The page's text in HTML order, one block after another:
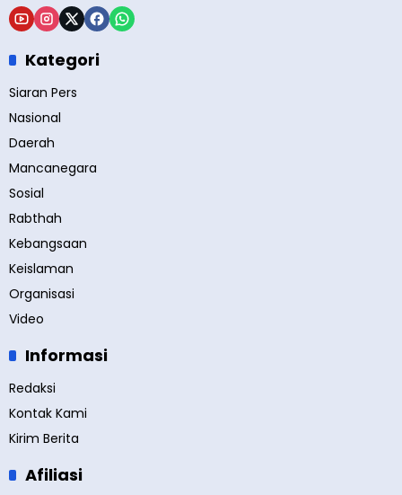
Kategori
Siaran Pers
Nasional
Daerah
Mancanegara
Sosial
Rabthah
Kebangsaan
Keislaman
Organisasi
Video
Informasi
Redaksi
Kontak Kami
Kirim Berita
Afiliasi